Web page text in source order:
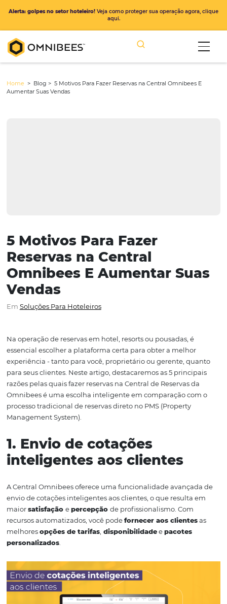
5 Motivos Para Fazer
Reservas na Central
Vendas
EmSoluções Para Hoteleiros
Na operação de reservas em hotel, resorts ou pousadas,
essencial escolher a plataforma certa para obter a
para seus clientes. Neste artigo, destacaremos as 5
razões pelas quais fazer reservas na Central de Reservas
Omnibees é uma escolha inteligente em comparação
Management System).
1. Envio de cotações
inteligentes aos clientes
A Central Omnibees oferece uma funcionalidade
envio de cotações inteligentes aos clientes, o que
satisfaçãoepercepçãode profissionalismo.
Alerta: golpes no setor hoteleiro!Veja como proteger sua operação